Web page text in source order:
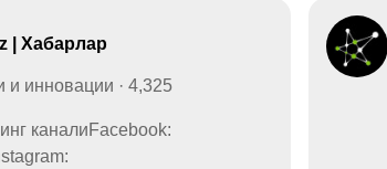
| Хабарлар
и инновации · 4,325
каналиFacebook: